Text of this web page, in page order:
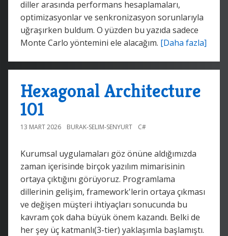
diller arasında performans hesaplamaları,
optimizasyonlar ve senkronizasyon sorunlarıyla
uğraşırken buldum. O yüzden bu yazıda sadece
Monte Carlo yöntemini ele alacağım. [Daha fazla]
Hexagonal Architecture
101
13 MART 2026 BURAK-SELIM-SENYURT C#
Kurumsal uygulamaları göz önüne aldığımızda
zaman içerisinde birçok yazılım mimarisinin
ortaya çıktığını görüyoruz. Programlama
dillerinin gelişim, framework'lerin ortaya çıkması
ve değişen müşteri ihtiyaçları sonucunda bu
kavram çok daha büyük önem kazandı. Belki de
her şey üç katmanlı(3-tier) yaklaşımla başlamıştı.